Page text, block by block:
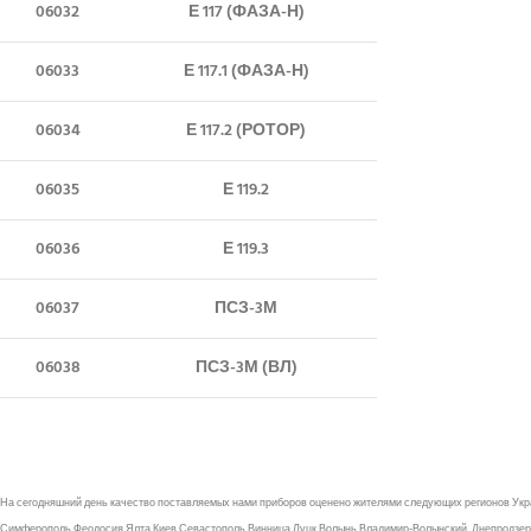
06032 Е 117 (ФАЗА-Н)
06033 Е 117.1 (ФАЗА-Н)
06034 Е 117.2 (РОТОР)
06035 Е 119.2
06036 Е 119.3
06037 ПСЗ-3М
06038 ПСЗ-3М (ВЛ)
На сегодняшний день качество поставляемых нами приборов оценено жителями следующих регионов